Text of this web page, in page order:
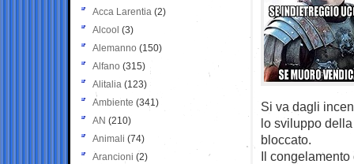
Si va dagli
lo sviluppo
bloccato.
Il
Acca Larentia (2)
Alcool (3)
Alemanno (150)
Alfano (315)
Alitalia (123)
Ambiente (341)
AN (210)
Animali (74)
Arancioni (2)